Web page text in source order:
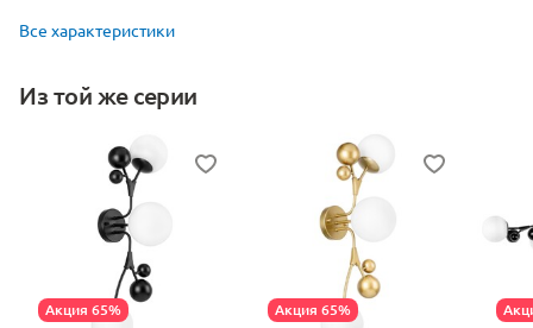
Все характеристики
Из той же серии
Акция 65% Акция 65%